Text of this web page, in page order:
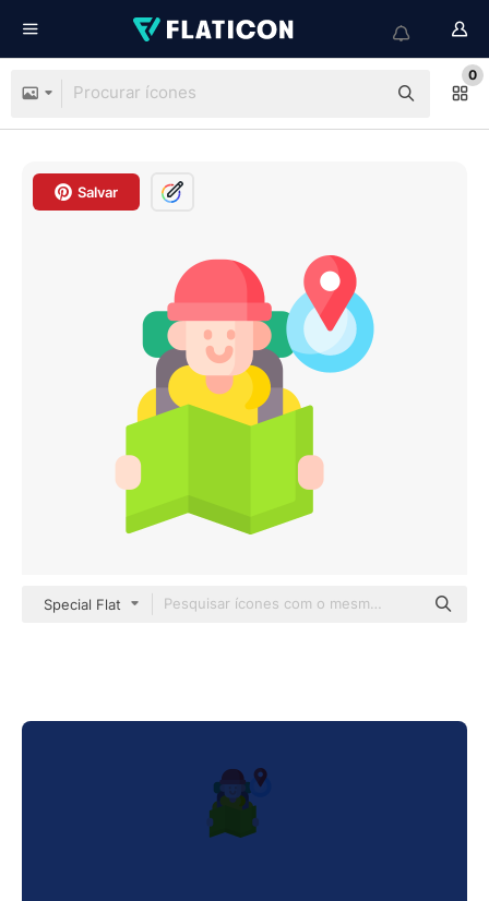
0
Salvar
Special Flat